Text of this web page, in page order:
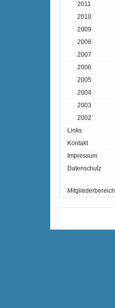
2011
2010
2009
2008
2007
2006
2005
2004
2003
2002
Links
Kontakt
Impressum
Datenschutz
Mitgliederbereich